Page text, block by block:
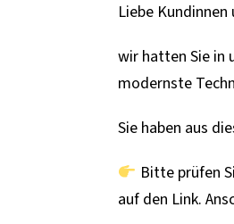
Liebe
wir hatten Sie in
modernste
Sie haben aus
Bitte prüfen
auf den Link.